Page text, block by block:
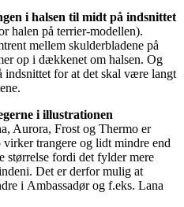
i halsen til midt på indsnittet
halen på terrier-modellen).
mellem skulderbladene på
op i dækkenet om halsen. Og
for at det skal være langt
i illustrationen
Aurora, Frost og Thermo er
trangere og lidt mindre end
størrelse fordi det fylder mere
Det er derfor mulig at
i Ambassadør og f.eks. Lana